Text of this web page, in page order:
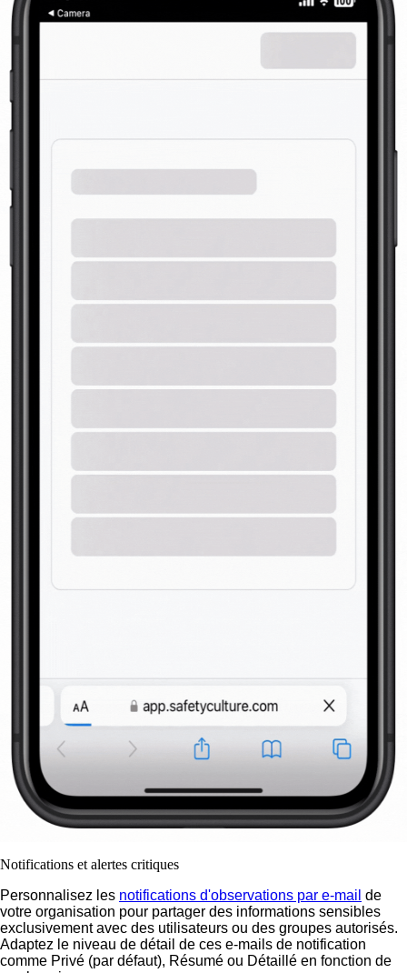
Notifications et alertes critiques
Personnalisez les notifications d'observations par e-mail de
votre organisation pour partager des informations sensibles
exclusivement avec des utilisateurs ou des groupes autorisés.
Adaptez le niveau de détail de ces e-mails de notification
comme Privé (par défaut), Résumé ou Détaillé en fonction de